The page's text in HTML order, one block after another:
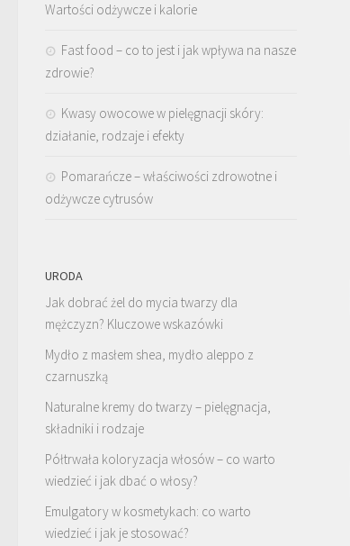
Wartości odżywcze i kalorie
Fast food – co to jest i jak wpływa na nasze
zdrowie?
Kwasy owocowe w pielęgnacji skóry:
działanie, rodzaje i efekty
Pomarańcze – właściwości zdrowotne i
odżywcze cytrusów
URODA
Jak dobrać żel do mycia twarzy dla
mężczyzn? Kluczowe wskazówki
Mydło z masłem shea, mydło aleppo z
czarnuszką
Naturalne kremy do twarzy – pielęgnacja,
składniki i rodzaje
Półtrwała koloryzacja włosów – co warto
wiedzieć i jak dbać o włosy?
Emulgatory w kosmetykach: co warto
wiedzieć i jak je stosować?